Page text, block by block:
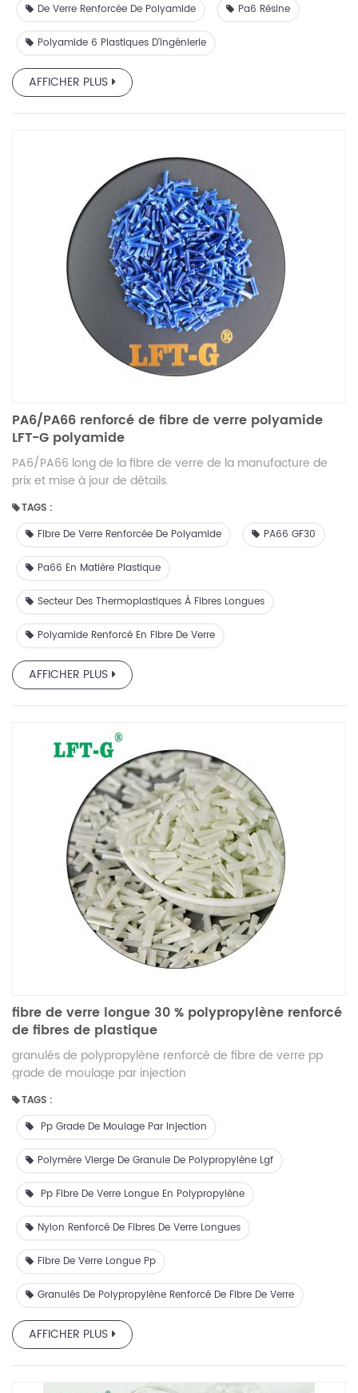
De Verre Renforcée De Polyamide Pa6 Résine
Polyamide 6 Plastiques D'ingénierie
AFFICHER PLUS
PA6/PA66 renforcé de fibre de verre polyamide
LFT-G polyamide
PA6/PA66 long de la fibre de verre de la manufacture de
prix et mise à jour de détails.
TAGS :
Fibre De Verre Renforcée De Polyamide
PA66 GF30
Pa66 En Matière Plastique
Secteur Des Thermoplastiques À Fibres Longues
Polyamide Renforcé En Fibre De Verre
AFFICHER PLUS
fibre de verre longue 30 % polypropylène renforcé
de fibres de plastique
granulés de polypropylène renforcé de fibre de verre pp
grade de moulage par injection
TAGS :
Pp Grade De Moulage Par Injection
Polymère Vierge De Granule De Polypropylène Lgf
Pp Fibre De Verre Longue En Polypropylène
Nylon Renforcé De Fibres De Verre Longues
Fibre De Verre Longue Pp
Granulés De Polypropylène Renforcé De Fibre De Verre
AFFICHER PLUS